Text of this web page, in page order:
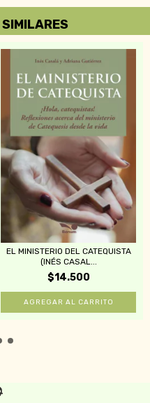
EL MINISTERIO DEL CATEQUISTA
(INÉS CASAL...
$14.500